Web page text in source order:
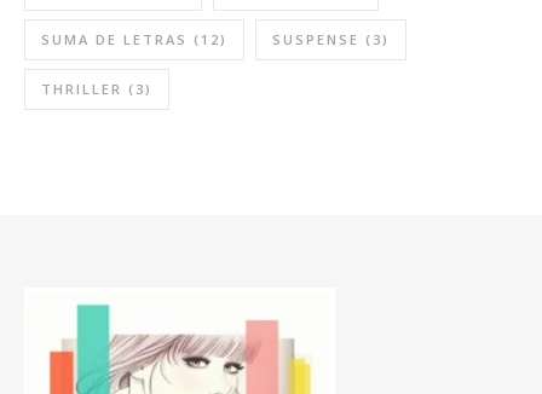
SUMA DE LETRAS (12) SUSPENSE (3)
THRILLER (3)